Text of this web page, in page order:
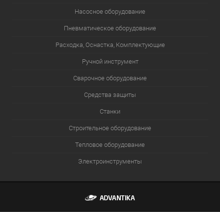
Насосное оборудование
Пневматическое оборудование
Расходка, Оснастка, Комплектующие
Ручной инструмент
Сварочное оборудование
Средства защиты
Станки
Строительное оборудование
Тепловое оборудование
Электроинструменты